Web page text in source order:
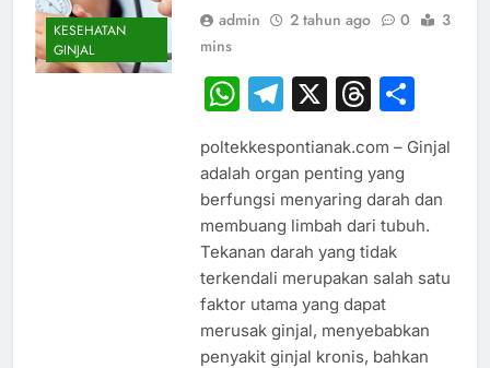
KESEHATAN
GINJAL
admin 2 tahun ago 0
3
mins
WhatsApp
Telegram
X
poltekkespontianak.com – Ginjal
adalah organ penting yang
berfungsi menyaring darah dan
membuang limbah dari tubuh.
Tekanan darah yang tidak
terkendali merupakan salah satu
faktor utama yang dapat
merusak ginjal, menyebabkan
penyakit ginjal kronis, bahkan